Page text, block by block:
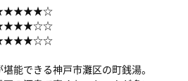
能できる神戸市灘区の町銭湯。